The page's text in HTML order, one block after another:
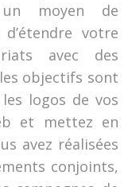
un moyen de
votre
avec des
objectifs sont
logos de vos
et mettez en
avez réalisées
conjoints,